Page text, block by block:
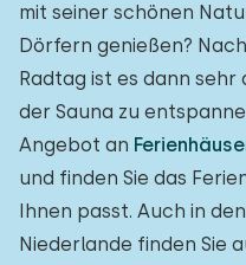
mit seiner schönen
Dörfern genießen?
Radtag ist es dann sehr
der Sauna zu
Angebot an
und finden Sie das
Ihnen passt. Auch in
Niederlande finden Sie